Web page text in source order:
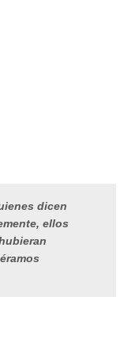
dicen
ellos